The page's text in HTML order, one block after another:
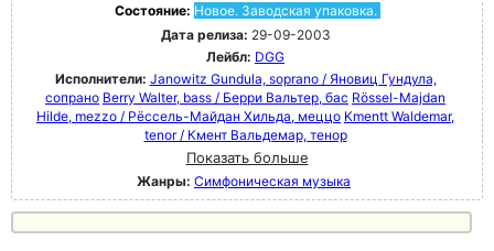
Состояние: Новое. Заводская упаковка.
Дата релиза: 29-09-2003
Лейбл: DGG
Исполнители: Janowitz Gundula, soprano / Яновиц Гундула,
сопрано Berry Walter, bass / Берри Вальтер, бас Rössel-Majdan
Hilde, mezzo / Рёссель-Майдан Хильда, меццо Kmentt Waldemar,
tenor / Кмент Вальдемар, тенор
Показать больше
Жанры: Симфоническая музыка